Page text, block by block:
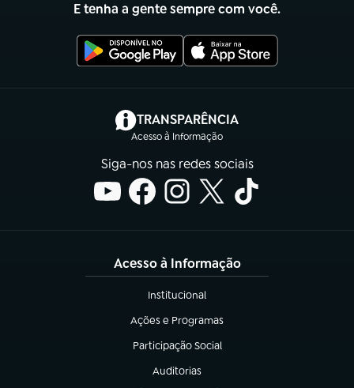
E tenha a gente sempre com você.
TRANSPARÊNCIA
Acesso à Informação
(abre em nova aba)
Siga-nos nas redes sociais
Acesso à Informação
Institucional
(abre em nova aba)
Ações e Programas
(abre em nova aba)
Participação Social
(abre em nova aba)
Auditorias
(abre em nova aba)